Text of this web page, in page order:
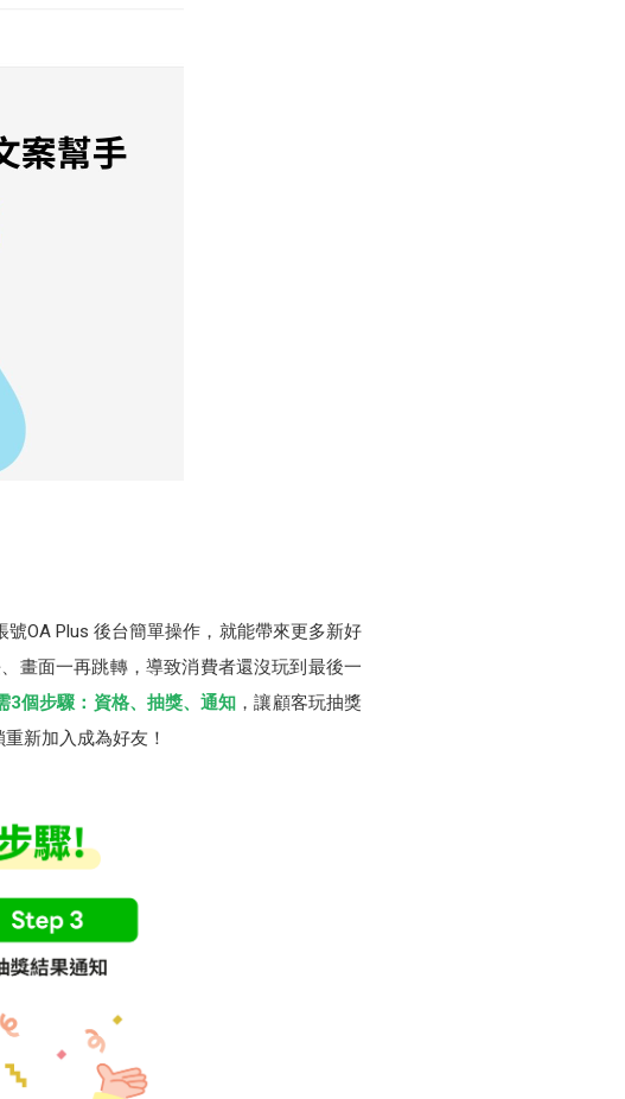
OA Plus 後台簡單操作，就能帶來更多新好
畫面一再跳轉，導致消費者還沒玩到最後一
3個步驟：資格、抽獎、通知 ，讓顧客玩抽獎
新加入成為好友！